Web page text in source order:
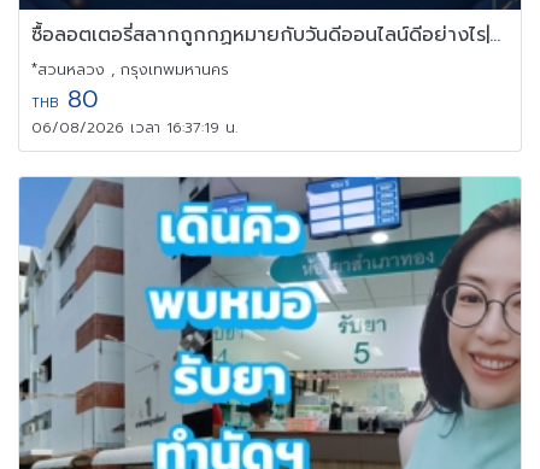
ซื้อลอตเตอรี่สลากถูกกฏหมายกับวันดีออนไลน์ดีอย่างไร|Vandee Online
*สวนหลวง , กรุงเทพมหานคร
THB 80
06/08/2026 เวลา 16:37:19 น.